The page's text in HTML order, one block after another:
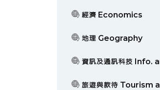
經濟 Economics
地理 Geography
資訊及通訊科技
旅遊與款待